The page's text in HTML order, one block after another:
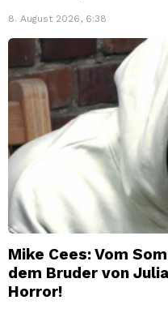
8. August 2026, 6:38
Mike Cees: Vom
dem Bruder von
Horror!